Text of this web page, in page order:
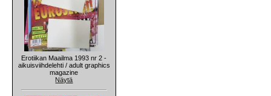
Erotiikan Maailma 1993 nr 2 -
aikuisviihdelehti / adult graphics
magazine
Näytä